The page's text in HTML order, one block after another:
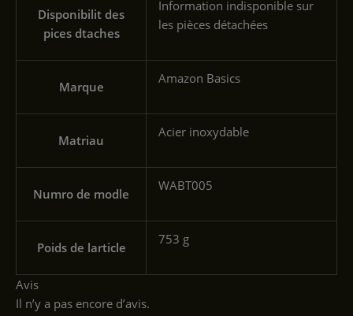
Disponibilit des
pices dtaches
‎Information indisponible sur
les pièces détachées
Marque
‎Amazon Basics
Matriau
‎Acier inoxydable
Numro de modle
‎WABT005
Poids de larticle
‎753 g
Avis
Il n’y a pas encore d’avis.